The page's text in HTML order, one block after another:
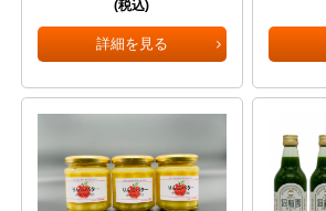
(税込)
詳細を見る